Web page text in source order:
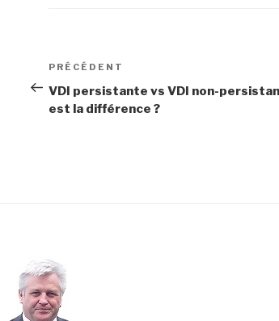
Navigation
de
l’article
Article
précédent
PRÉCÉDENT
VDI persistante vs VDI non-
est la différence ?